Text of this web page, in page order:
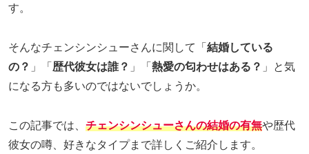
す。
そんなチェンシンシューさんに関して「 結婚している
の？ 」「 歴代彼女は誰？ 」「 熱愛の匂わせはある？ 」と気
になる方も多いのではないでしょうか。
この記事では、 チェンシンシューさんの結婚の有無や歴代
彼女の噂、好きなタイプまで詳しくご紹介します。